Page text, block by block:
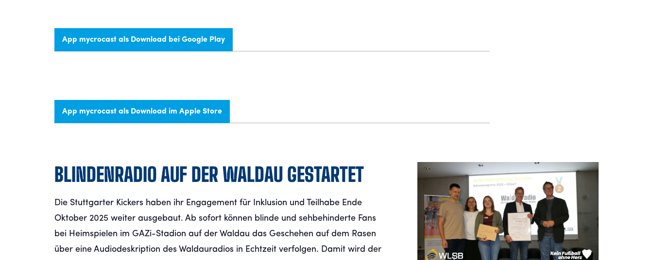
App mycrocast als Download bei Google Play
App mycrocast als Download im Apple Store
BLINDENRADIO AUF DER WALDAU GESTARTET
Die Stuttgarter Kickers haben ihr Engagement für Inklusion und Teilhabe Ende
Oktober 2025 weiter ausgebaut. Ab sofort können blinde und sehbehinderte Fans
bei Heimspielen im GAZi-Stadion auf der Waldau das Geschehen auf dem Rasen
über eine Audiodeskription des Waldauradios in Echtzeit verfolgen. Damit wird der